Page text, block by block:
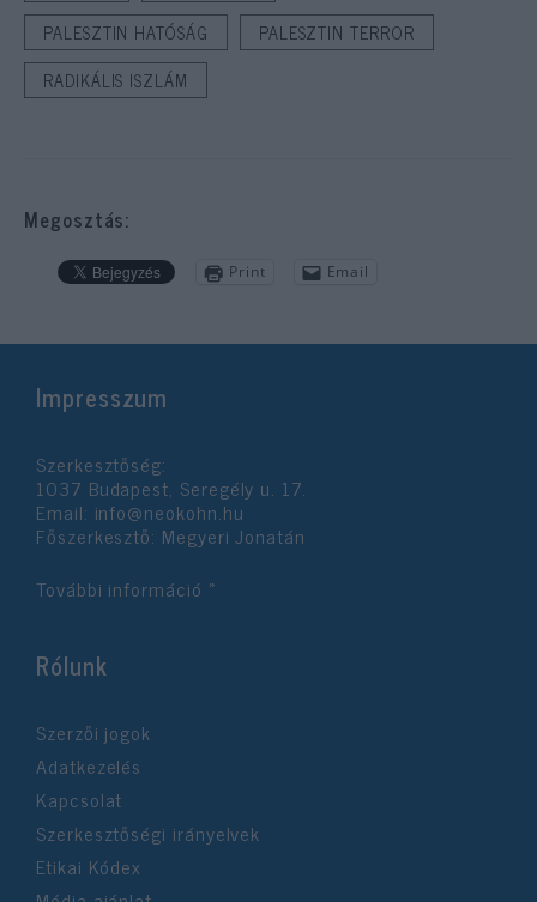
PALESZTIN HATÓSÁG
PALESZTIN TERROR
RADIKÁLIS ISZLÁM
Megosztás:
Print Email
Impresszum
Szerkesztőség:
1037 Budapest, Seregély u. 17.
Email: info@neokohn.hu
Főszerkesztő: Megyeri Jonatán
További információ »
Rólunk
Szerzői jogok
Adatkezelés
Kapcsolat
Szerkesztőségi irányelvek
Etikai Kódex